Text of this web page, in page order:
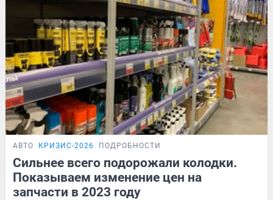
АВТО КРИЗИС-2026 ПОДРОБНОСТИ
Сильнее всего подорожали колодки.
Показываем изменение цен на
запчасти в 2023 году